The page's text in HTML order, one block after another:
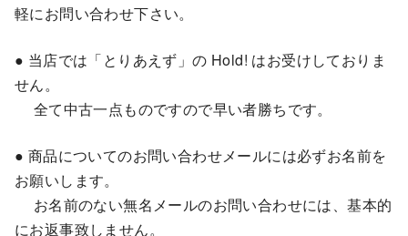
軽にお問い合わせ下さい。
● 当店では「とりあえず」の Hold! はお受けしておりま
せん。
全て中古一点ものですので早い者勝ちです。
● 商品についてのお問い合わせメールには必ずお名前を
お願いします。
お名前のない無名メールのお問い合わせには、基本的
にお返事致しません。